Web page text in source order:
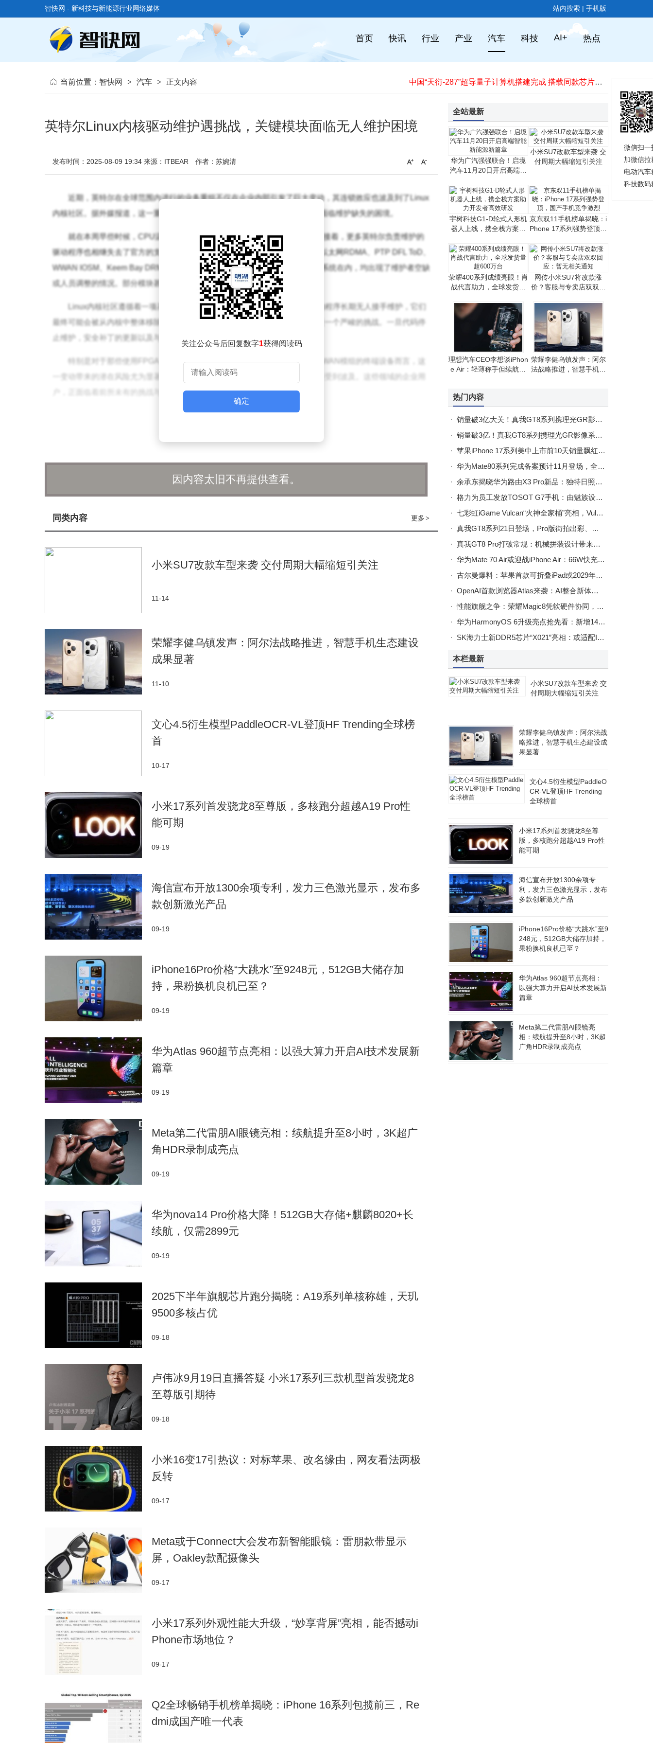
站内搜索 | 手机版
智快网 - 新科技与新能源行业网络媒体
首页 快讯 行业 产业 汽车 科技 AI+ 热点
京东11.11平板教育品类齐发力 办公游戏平板热销 智能学习设备受青睐
苹果联名iPhone Pocket：争议中售罄，高价能否续写品牌忠诚传奇？
中国“天衍-287”超导量子计算机搭建完成 搭载同款芯片将全球开放应用
iPhone17系列销售势头猛 本周国内激活量或冲破1000万台大关
京东11.11平板教育品类齐发力 办公游戏平板热销 智能学习设备受青睐
荣耀500 Pro规格揭晓：骁龙8 Elite加持 2亿主摄配8000mAh大电池
当前位置： 智快网 > 汽车 > 正文内容
英特尔Linux内核驱动维护遇挑战，关键模块面临无人维护困境
发布时间：2025-08-09 19:34 来源：ITBEAR 作者：苏婉清
近期，英特尔在全球范围内进行的业务重组不仅在企业内部引发了巨大变动，其连锁效应也波及到了Linux
内核社区。据外媒报道，这一重组正导致一系列由英特尔维护的Linux驱动程序面临维护缺失的困境。
就在本周早些时候，CPU温度监控驱动程序已被标记为“无人维护”状态，紧接着，更多英特尔负责维护的
驱动程序也相继失去了官方的支持。最新的Linux内核邮件列表补丁显示，包括以太网RDMA、PTP DFL ToD、
WWAN IOSM、Keem Bay DRM、Kprobes以及T7XX 5G WWAN等多个关键子系统在内，均出现了维护者空缺
或人员调整的情况。部分模块甚至已被正式归入“无人维护”的范畴。
Linux内核社区遵循着一项基本原则，即“无维护即删除”。这意味着，若驱动程序长期无人接手维护，它们
最终可能会被从内核中整体移除。这对于依赖这些模块的企业用户而言，无疑是一个严峻的挑战。一旦代码停
止维护，安全补丁的更新以及与新硬件的兼容性都将无法得到保障。
特别是对于那些使用FPGA、对时序敏感的应用场景，以及仍采用英特尔WWAN模组的终端设备而言，这
一变动带来的潜在风险尤为显著。需要Keem Bay VPU加速的边缘计算场景也将受到波及。这些领域的企业用
户，正面临着前所未有的挑战与不确定性。
关注公众号后回复数字1获得阅读码
确定
因内容太旧不再提供查看。
更多 >
同类内容
小米SU7改款车型来袭 交付周期大幅缩短引关注
11-14
荣耀李健乌镇发声：阿尔法战略推进，智慧手机生态建设
成果显著
11-10
文心4.5衍生模型PaddleOCR-VL登顶HF Trending全球榜
首
10-17
小米17系列首发骁龙8至尊版，多核跑分超越A19 Pro性
能可期
09-19
海信宣布开放1300余项专利，发力三色激光显示，发布多
款创新激光产品
09-19
iPhone16Pro价格“大跳水”至9248元，512GB大储存加
持，果粉换机良机已至？
09-19
华为Atlas 960超节点亮相：以强大算力开启AI技术发展新
篇章
09-19
Meta第二代雷朋AI眼镜亮相：续航提升至8小时，3K超广
角HDR录制成亮点
09-19
华为nova14 Pro价格大降！512GB大存储+麒麟8020+长
续航，仅需2899元
09-19
2025下半年旗舰芯片跑分揭晓：A19系列单核称雄，天玑
9500多核占优
09-18
卢伟冰9月19日直播答疑 小米17系列三款机型首发骁龙8
至尊版引期待
09-18
小米16变17引热议：对标苹果、改名缘由，网友看法两极
反转
09-17
Meta或于Connect大会发布新智能眼镜：雷朋款带显示
屏，Oakley款配摄像头
09-17
小米17系列外观性能大升级，“妙享背屏”亮相，能否撼动i
Phone市场地位？
09-17
Q2全球畅销手机榜单揭晓：iPhone 16系列包揽前三，Re
dmi成国产唯一代表
全站最新
华为广汽强强联合！启境
汽车11月20日开启高端智
小米SU7改款车型来袭 交
付周期大幅缩短引关注
宇树科技G1-D轮式人形机
器人上线，携全栈方案助
京东双11手机榜单揭晓：i
Phone 17系列强势登顶，
荣耀400系列成绩亮眼！肖
战代言助力，全球发货量
网传小米SU7将改款涨
价？客服与专卖店双双回
理想汽车CEO李想谈iPhon
e Air：轻薄称手但续航有
荣耀李健乌镇发声：阿尔
法战略推进，智慧手机生
热门内容
销量破3亿大关！真我GT8系列携理光GR影像解锁街拍新体验
销量破3亿！真我GT8系列携理光GR影像系统打造街拍新体验
苹果iPhone 17系列美中上市前10天销量飘红，较上代增长14%
华为Mate80系列完成备案预计11月登场，全系或配麒麟9030芯片及鸿蒙6系统
余承东揭晓华为路由X3 Pro新品：独特日照金山设计 11月高端登场
格力为员工发放TOSOT G7手机：由魅族设计生产 底层系统锁定无法刷Flyme
七彩虹iGame Vulcan“火神全家桶”亮相，Vulcan风扇与水冷将于今年率先登场
真我GT8系列21日登场，Pro版街拍出彩、标准版配置强劲，影像体验再升级
真我GT8 Pro打破常规：机械拼装设计带来全新外观体验，可拆可换乐趣足
华为Mate 70 Air或迎战iPhone Air：66W快充加持，配置亮点抢先看
古尔曼爆料：苹果首款可折叠iPad或2029年上市，售价近3000美元面临多重挑战
OpenAI首款浏览器Atlas来袭：AI整合新体验，实测感受抢先看
性能旗舰之争：荣耀Magic8凭软硬件协同，成今年高性能手机优选
华为HarmonyOS 6升级亮点抢先看：新增14项功能，性能较鸿蒙4提升40%
SK海力士新DDR5芯片“X021”亮相：或适配Intel未来处理器，原生频率达7200MT/s
本栏最新
小米SU7改款车型来袭 交
付周期大幅缩短引关注
荣耀李健乌镇发声：阿尔法战
略推进，智慧手机生态建设成
果显著
文心4.5衍生模型PaddleO
CR-VL登顶HF Trending
全球榜首
小米17系列首发骁龙8至尊
版，多核跑分超越A19 Pro性
能可期
海信宣布开放1300余项专
利，发力三色激光显示，发布
多款创新激光产品
iPhone16Pro价格“大跳水”至9
248元，512GB大储存加持，
果粉换机良机已至？
华为Atlas 960超节点亮相：
以强大算力开启AI技术发展新
篇章
Meta第二代雷朋AI眼镜亮
相：续航提升至8小时，3K超
广角HDR录制成亮点
微信扫一
加微信拉
电动汽车
科技数码